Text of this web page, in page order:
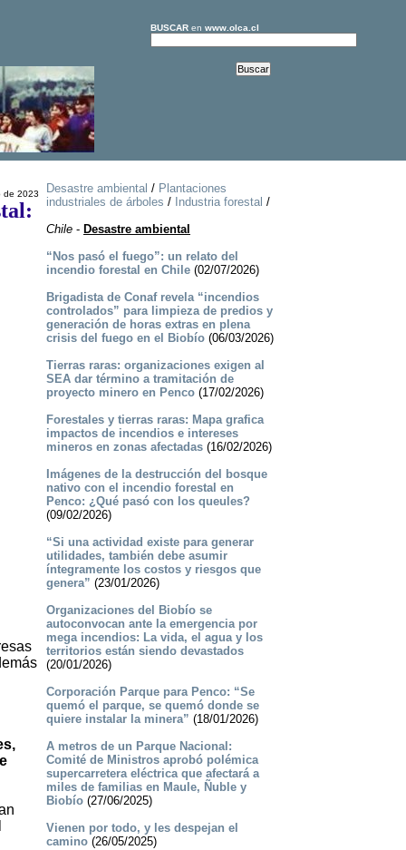
BUSCARen www.olca.cl
de 2023 Desastre ambiental / Plantaciones
industriales de árboles / Industria forestal /
Chile- Desastre ambiental
“Nos pasó el fuego”: un relato del
incendio forestal en Chile(02/07/2026)
Brigadista de Conaf revela “incendios
controlados” para limpieza de predios y
generación de horas extras en plena
crisis del fuego en el Biobío(06/03/2026)
Tierras raras: organizaciones exigen al
SEA dar término a tramitación de
proyecto minero en Penco(17/02/2026)
Forestales y tierras raras: Mapa grafica
impactos de incendios e intereses
mineros en zonas afectadas(16/02/2026)
Imágenes de la destrucción del bosque
nativo con el incendio forestal en
Penco: ¿Qué pasó con los queules?
(09/02/2026)
“Si una actividad existe para generar
utilidades, también debe asumir
íntegramente los costos y riesgos que
genera” (23/01/2026)
Organizaciones del Biobío se
autoconvocan ante la emergencia por
mega incendios: La vida, el agua y los
territorios están siendo devastados
(20/01/2026)
Corporación Parque para Penco: “Se
quemó el parque, se quemó donde se
quiere instalar la minera” (18/01/2026)
A metros de un Parque Nacional:
Comité de Ministros aprobó polémica
supercarretera eléctrica que afectará a
miles de familias en Maule, Ñuble y
Biobío(27/06/2025)
Vienen por todo, y les despejan el
camino(26/05/2025)